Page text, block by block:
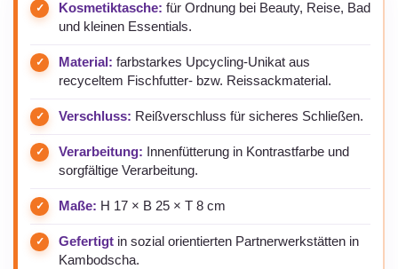
Kosmetiktasche: für Ordnung bei Beauty, Reise, Bad
und kleinen Essentials.
Material: farbstarkes Upcycling-Unikat aus
recyceltem Fischfutter- bzw. Reissackmaterial.
Verschluss: Reißverschluss für sicheres Schließen.
Verarbeitung: Innenfütterung in Kontrastfarbe und
sorgfältige Verarbeitung.
Maße: H 17 × B 25 × T 8 cm
Gefertigt in sozial orientierten Partnerwerkstätten in
Kambodscha.